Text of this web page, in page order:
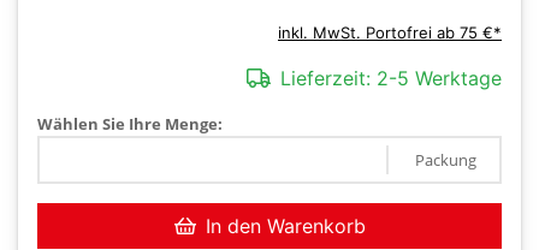
inkl. MwSt. Portofrei ab 75 €*
Lieferzeit: 2-5 Werktage
Wählen Sie Ihre Menge:
Packung
In den Warenkorb